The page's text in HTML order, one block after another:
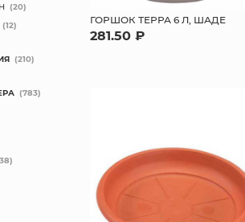
ГОРШОК ТЕРРА 6 Л, ШАДЕ
281.50 ₽
(20)
(12)
(210)
(783)